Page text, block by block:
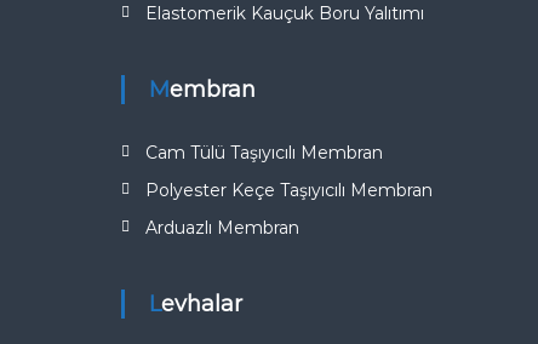
Elastomerik Kauçuk Boru Yalıtımı
Membran
Cam Tülü Taşıyıcılı Membran
Polyester Keçe Taşıyıcılı Membran
Arduazlı Membran
Levhalar